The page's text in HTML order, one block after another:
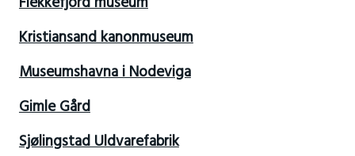
Kristiansand kanonmuseum
Museumshavna i Nodeviga
Gimle Gård
Sjølingstad Uldvarefabrik